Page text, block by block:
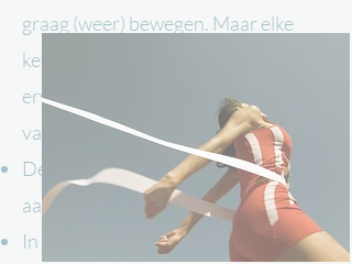
graag (weer) bewegen. Maar elke
keer dat je iets opstart strandt deze
ervaring weer in de vicieuze cirkel
van teleurstelling.
De sportschool heeft geen
aantrekkingskracht.
In een in een groep bewegen, vind je